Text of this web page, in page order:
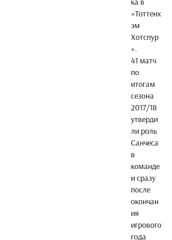
«Тоттенх
эм
Хотспур
».
41 матч
по
итогам
сезона
2017/18
утверди
ли роль
Санчеса
в
команде
и сразу
после
окончан
ия
игрового
года